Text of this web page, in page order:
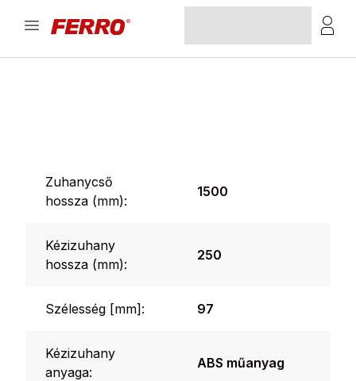
Zuhanycső
hossza (mm):
1500
Kézizuhany
hossza (mm):
250
Szélesség [mm]: 97
Kézizuhany
anyaga:
ABS műanyag